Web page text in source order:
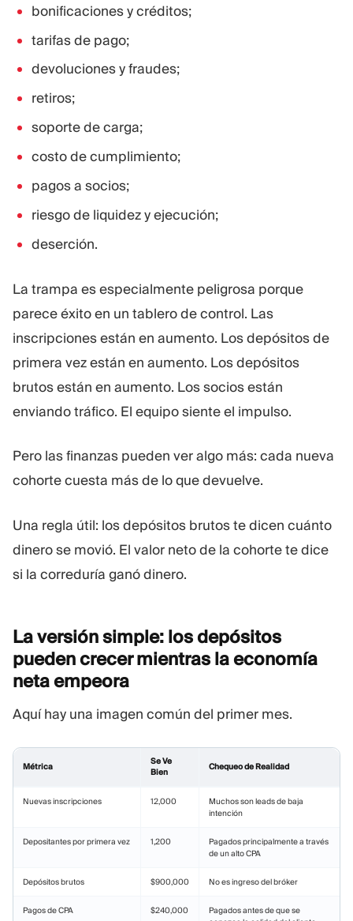
bonificaciones y créditos;
tarifas de pago;
devoluciones y fraudes;
retiros;
soporte de carga;
costo de cumplimiento;
pagos a socios;
riesgo de liquidez y ejecución;
deserción.
La trampa es especialmente peligrosa porque
parece éxito en un tablero de control. Las
inscripciones están en aumento. Los depósitos de
primera vez están en aumento. Los depósitos
brutos están en aumento. Los socios están
enviando tráfico. El equipo siente el impulso.
Pero las finanzas pueden ver algo más: cada nueva
cohorte cuesta más de lo que devuelve.
Una regla útil: los depósitos brutos te dicen cuánto
dinero se movió. El valor neto de la cohorte te dice
si la correduría ganó dinero.
La versión simple: los depósitos
pueden crecer mientras la economía
netaempeora
Aquí hay una imagen común del primer mes.
Métrica
Se Ve
Bien
Chequeo de Realidad
Nuevas inscripciones 12,000
Muchos son leads de baja
intención
Depositantes por primera vez 1,200
Pagados principalmente a través
de un alto CPA
Depósitos brutos $900,000 No es ingreso del bróker
Pagos de CPA $240,000
Pagados antes de que se